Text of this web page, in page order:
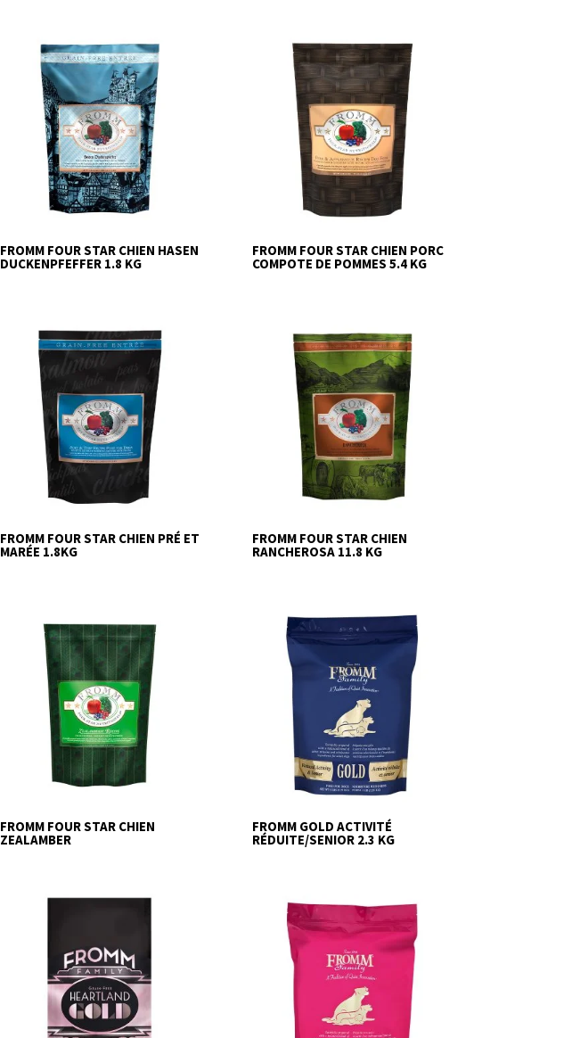
FROMM FOUR STAR CHIEN HASEN
DUCKENPFEFFER 1.8 KG
FROMM FOUR STAR CHIEN PORC
COMPOTE DE POMMES 5.4 KG
FROMM FOUR STAR CHIEN PRÉ ET
MARÉE 1.8KG
FROMM FOUR STAR CHIEN
RANCHEROSA 11.8 KG
FROMM FOUR STAR CHIEN
ZEALAMBER
FROMM GOLD ACTIVITÉ
RÉDUITE/SENIOR 2.3 KG